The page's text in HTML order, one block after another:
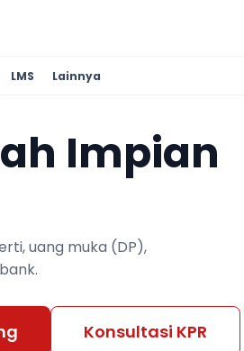
LMS Lainnya
Impian
uang muka (DP),
Konsultasi KPR